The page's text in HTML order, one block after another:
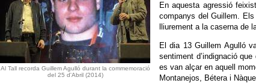
Al Tall recorda Guillem Agulló durant la commemoració
del 25 d'Abril (2014)
En aquesta agressió
companys del Guillem.
lliurement a la caserna de
El dia 13 Guillem Agulló
sentiment d’indignació
es van alçar en aquell
Montanejos, Bétera i